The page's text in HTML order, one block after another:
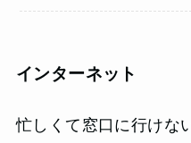
インターネット
忙しくて窓口に行けな